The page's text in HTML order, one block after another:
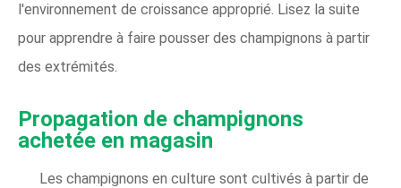
l'environnement de croissance approprié. Lisez la suite
pour apprendre à faire pousser des champignons à partir
des extrémités.
Propagation de champignons
achetée en magasin
Les champignons en culture sont cultivés à partir de